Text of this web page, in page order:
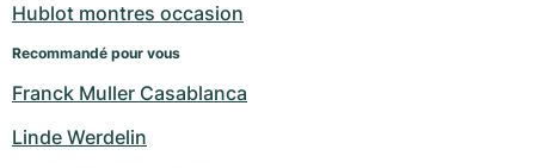
Hublot montres occasion
Recommandé pour vous
Franck Muller Casablanca
Linde Werdelin